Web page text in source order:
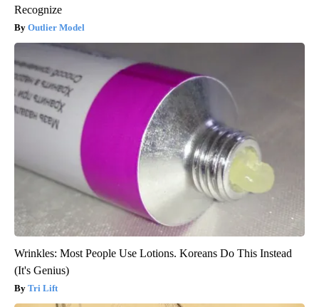
Recognize
Outlier Model
Wrinkles: Most People Use Lotions. Koreans Do This Instead
(It's Genius)
Tri Lift